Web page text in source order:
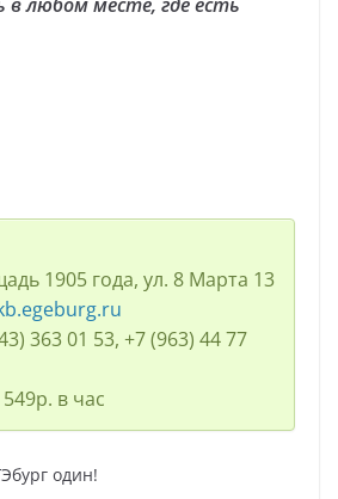
1905 года, ул. 8 Марта 13
363 01 53, +7 (963) 44 77
в час
один!